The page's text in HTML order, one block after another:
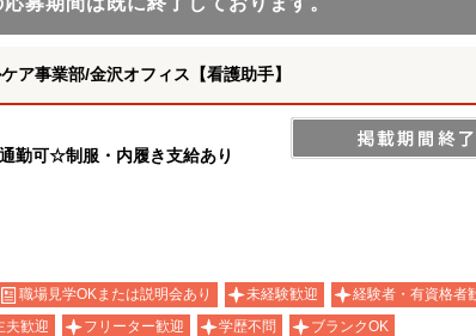
事業部/金沢オフィス【看護助手】
勤可☆制服・内履き支給あり
職場見学OKまたは説明会あり 未経験歓迎
経験者・有資格者
夫歓迎 フリーター歓迎 学歴不問
ブランクOK